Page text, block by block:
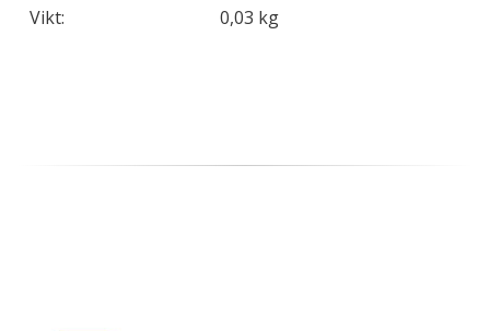
Vikt: 0,03 kg